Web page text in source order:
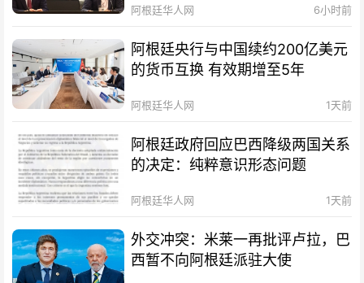
阿根廷华人网 6小时前
阿根廷央行与中国续约200亿美元
的货币互换 有效期增至5年
阿根廷华人网 1天前
阿根廷政府回应巴西降级两国关系
的决定：纯粹意识形态问题
阿根廷华人网 1天前
外交冲突：米莱一再批评卢拉，巴
西暂不向阿根廷派驻大使